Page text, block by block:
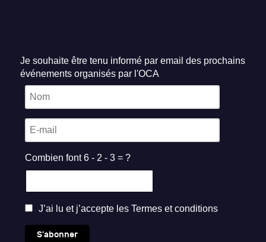
Je souhaite être tenu informé par email des prochains
événements organisés par l'OCA
Combien font 6 - 2 - 3 = ?
J’ai lu et j’accepte les Termes et conditions
S'abonner